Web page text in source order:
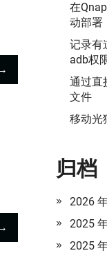
在
动部署
记录有
adb权
通过直
文件
移动光
归档
2026
2025
2025